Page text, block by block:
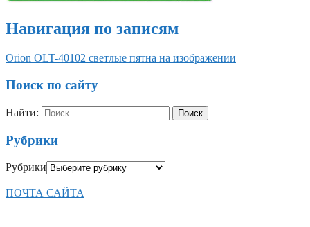
Навигация по записям
Orion OLT-40102 светлые пятна на изображении
Поиск по сайту
Найти:
Рубрики
Рубрики
ПОЧТА САЙТА